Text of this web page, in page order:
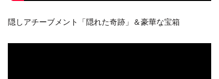
隠しアチーブメント「隠れた奇跡」＆豪華な宝箱